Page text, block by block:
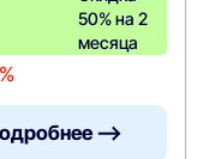
50% на 2
месяца
—>